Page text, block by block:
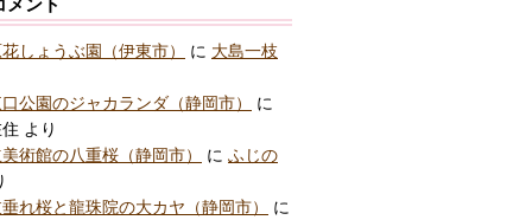
メント
しょうぶ園（伊東市） に 大島一枝
公園のジャカランダ（静岡市）
に
より
術館の八重桜（静岡市）
に ふじの
れ桜と龍珠院の大カヤ（静岡市）
に